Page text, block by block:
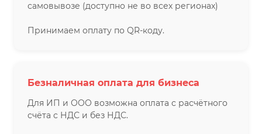
самовывозе (доступно не во всех регионах)
Принимаем оплату по QR-коду.
Безналичная оплата для бизнеса
Для ИП и ООО возможна оплата с расчётного
счёта с НДС и без НДС.